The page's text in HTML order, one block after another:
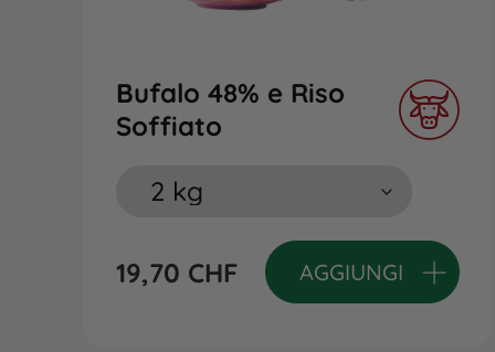
Bufalo 48% e Riso
Soffiato
19,70 CHF AGGIUNGI